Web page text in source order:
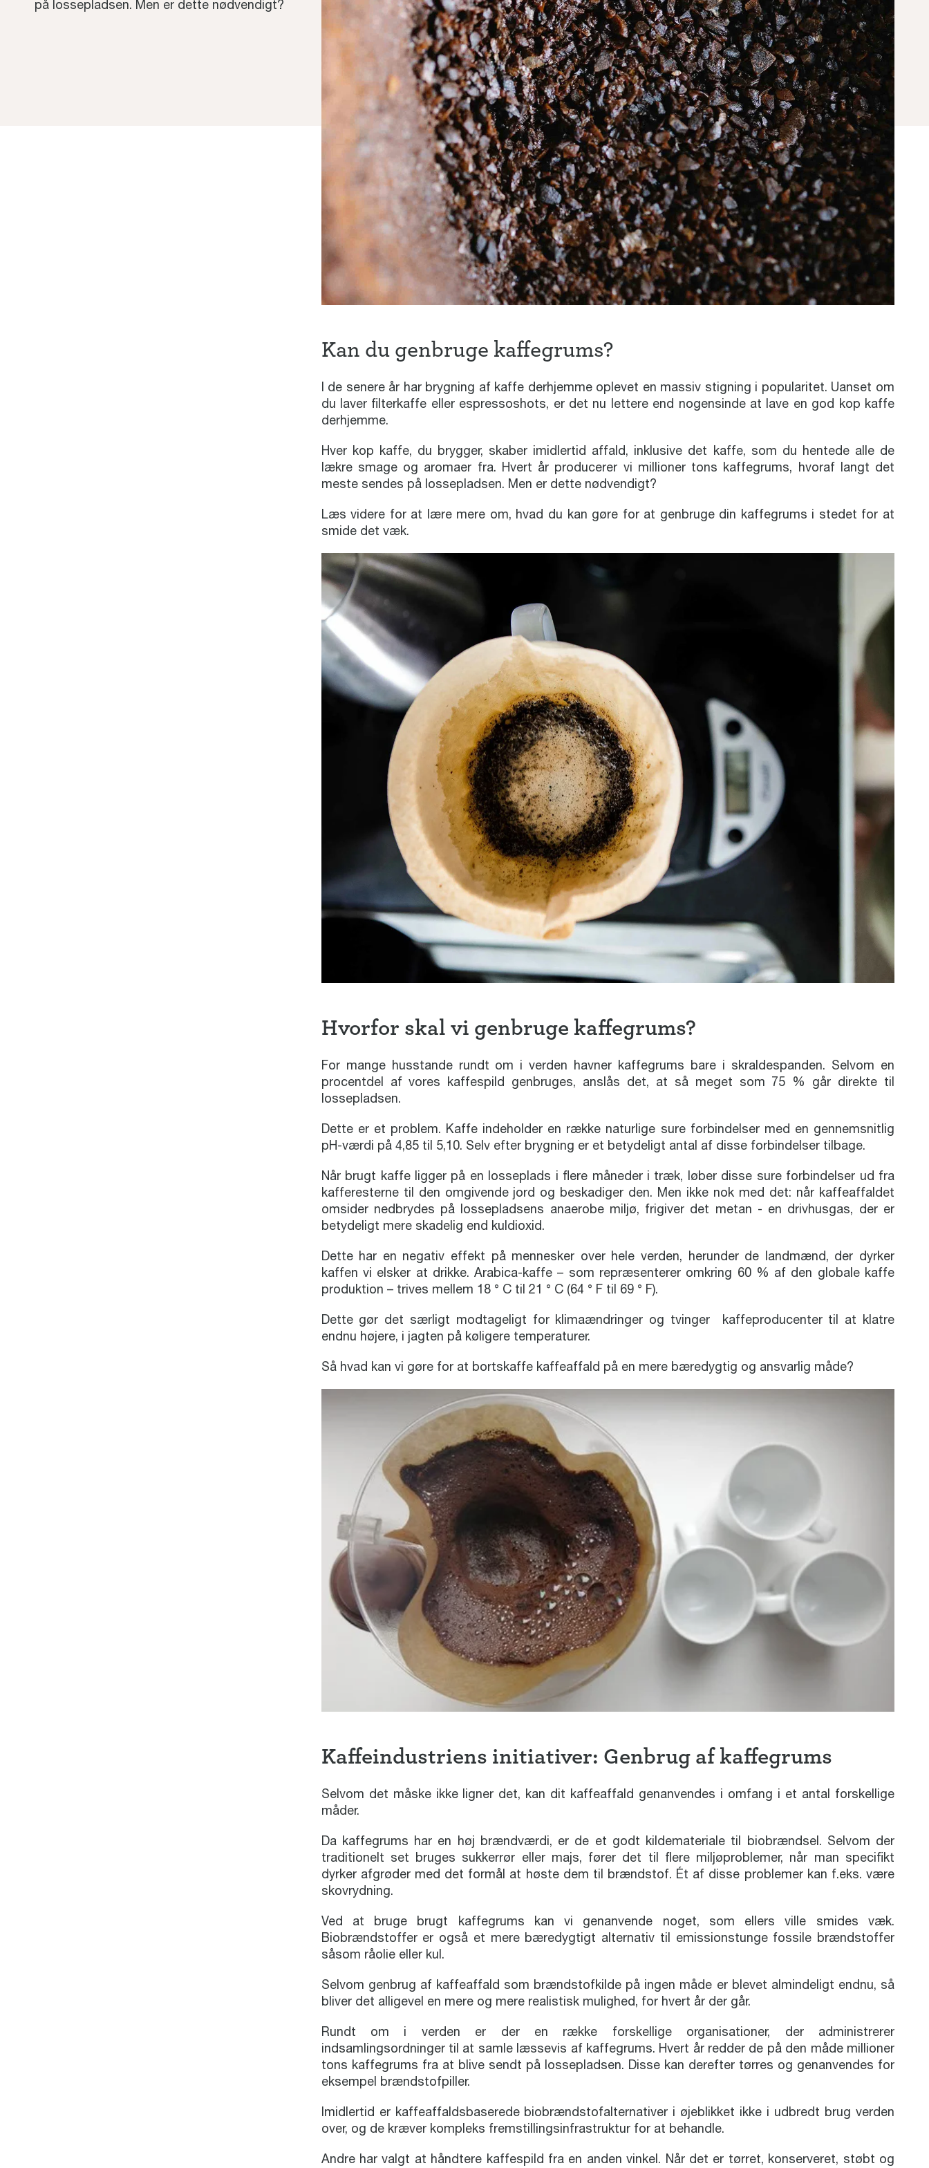
på lossepladsen. Men er dette nødvendigt?
Kan du genbruge kaffegrums?
I de senere år har brygning af kaffe derhjemme oplevet en massiv stigning i popularitet. Uanset om
du laver filterkaffe eller espressoshots, er det nu lettere end nogensinde at lave en god kop kaffe
derhjemme.
Hver kop kaffe, du brygger, skaber imidlertid affald, inklusive det kaffe, som du hentede alle de
lækre smage og aromaer fra. Hvert år producerer vi millioner tons kaffegrums, hvoraf langt det
meste sendes på lossepladsen. Men er dette nødvendigt?
Læs videre for at lære mere om, hvad du kan gøre for at genbruge din kaffegrums i stedet for at
smide det væk.
Hvorfor skal vi genbruge kaffegrums?
For mange husstande rundt om i verden havner kaffegrums bare i skraldespanden. Selvom en
procentdel af vores kaffespild genbruges, anslås det, at så meget som 75 % går direkte til
lossepladsen.
Dette er et problem. Kaffe indeholder en række naturlige sure forbindelser med en gennemsnitlig
pH-værdi på 4,85 til 5,10. Selv efter brygning er et betydeligt antal af disse forbindelser tilbage.
Når brugt kaffe ligger på en losseplads i flere måneder i træk, løber disse sure forbindelser ud fra
kafferesterne til den omgivende jord og beskadiger den. Men ikke nok med det: når kaffeaffaldet
omsider nedbrydes på lossepladsens anaerobe miljø, frigiver det metan - en drivhusgas, der er
betydeligt mere skadelig end kuldioxid.
Dette har en negativ effekt på mennesker over hele verden, herunder de landmænd, der dyrker
kaffen vi elsker at drikke. Arabica-kaffe – som repræsenterer omkring 60 % af den globale kaffe
produktion – trives mellem 18 ° C til 21 ° C (64 ° F til 69 ° F).
Dette gør det særligt modtageligt for klimaændringer og tvinger kaffeproducenter til at klatre
endnu højere, i jagten på køligere temperaturer.
Så hvad kan vi gøre for at bortskaffe kaffeaffald på en mere bæredygtig og ansvarlig måde?
Kaffeindustriens initiativer: Genbrug af kaffegrums
Selvom det måske ikke ligner det, kan dit kaffeaffald genanvendes i omfang i et antal forskellige
måder.
Da kaffegrums har en høj brændværdi, er de et godt kildemateriale til biobrændsel. Selvom der
traditionelt set bruges sukkerrør eller majs, fører det til flere miljøproblemer, når man specifikt
dyrker afgrøder med det formål at høste dem til brændstof. Ét af disse problemer kan f.eks. være
skovrydning.
Ved at bruge brugt kaffegrums kan vi genanvende noget, som ellers ville smides væk.
Biobrændstoffer er også et mere bæredygtigt alternativ til emissionstunge fossile brændstoffer
såsom råolie eller kul.
Selvom genbrug af kaffeaffald som brændstofkilde på ingen måde er blevet almindeligt endnu, så
bliver det alligevel en mere og mere realistisk mulighed, for hvert år der går.
Rundt om i verden er der en række forskellige organisationer, der administrerer
indsamlingsordninger til at samle læssevis af kaffegrums. Hvert år redder de på den måde millioner
tons kaffegrums fra at blive sendt på lossepladsen. Disse kan derefter tørres og genanvendes for
eksempel brændstofpiller.
Imidlertid er kaffeaffaldsbaserede biobrændstofalternativer i øjeblikket ikke i udbredt brug verden
over, og de kræver kompleks fremstillingsinfrastruktur for at behandle.
Andre har valgt at håndtere kaffespild fra en anden vinkel. Når det er tørret, konserveret, støbt og